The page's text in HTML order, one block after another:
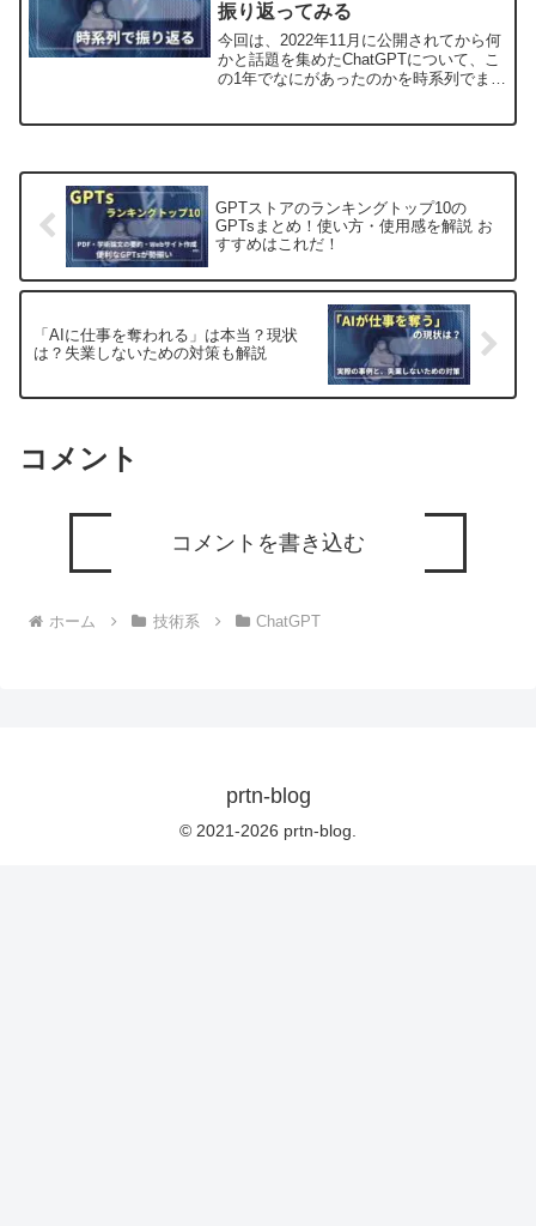
振り返ってみる
今回は、2022年11月に公開されてから何
かと話題を集めたChatGPTについて、こ
の1年でなにがあったのかを時系列でまと
GPTストアのランキングトップ10の
GPTsまとめ！使い方・使用感を解説 お
すすめはこれだ！
「AIに仕事を奪われる」は本当？現状
は？失業しないための対策も解説
コメント
コメントを書き込む
ホーム 技術系 ChatGPT
prtn-blog
© 2021-2026 prtn-blog.